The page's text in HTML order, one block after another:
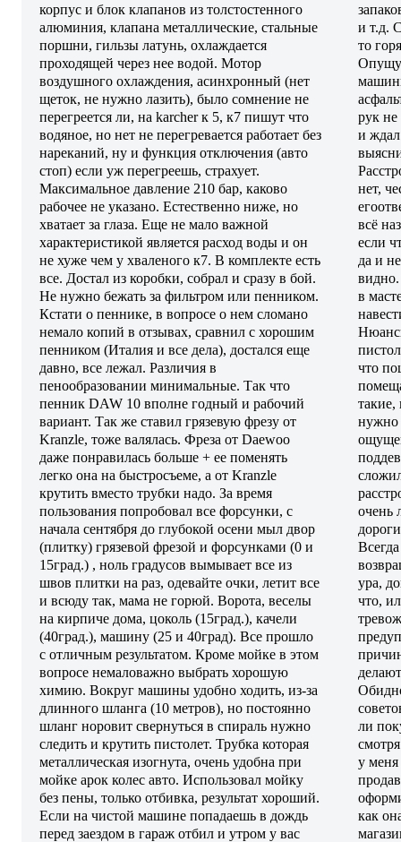
корпус и блок клапанов из толстостенного
алюминия, клапана металлические, стальные
поршни, гильзы латунь, охлаждается
проходящей через нее водой. Мотор
воздушного охлаждения, асинхронный (нет
щеток, не нужно лазить), было сомнение не
перегреется ли, на karcher к 5, к7 пишут что
водяное, но нет не перегревается работает без
нареканий, ну и функция отключения (авто
стоп) если уж перегреешь, страхует.
Максимальное давление 210 бар, каково
рабочее не указано. Естественно ниже, но
хватает за глаза. Еще не мало важной
характеристикой является расход воды и он
не хуже чем у хваленого к7. В комплекте есть
все. Достал из коробки, собрал и сразу в бой.
Не нужно бежать за фильтром или пенником.
Кстати о пеннике, в вопросе о нем сломано
немало копий в отзывах, сравнил с хорошим
пенником (Италия и все дела), достался еще
давно, все лежал. Различия в
пенообразовании минимальные. Так что
пенник DAW 10 вполне годный и рабочий
вариант. Так же ставил грязевую фрезу от
Kranzle, тоже валялась. Фреза от Daewoo
даже понравилась больше + ее поменять
легко она на быстросъеме, а от Kranzle
крутить вместо трубки надо. За время
пользования попробовал все форсунки, с
начала сентября до глубокой осени мыл двор
(плитку) грязевой фрезой и форсунками (0 и
15град.) , ноль градусов вымывает все из
швов плитки на раз, одевайте очки, летит все
и всюду так, мама не горюй. Ворота, веселы
на кирпиче дома, цоколь (15град.), качели
(40град.), машину (25 и 40град). Все прошло
с отличным результатом. Кроме мойке в этом
вопросе немаловажно выбрать хорошую
химию. Вокруг машины удобно ходить, из-за
длинного шланга (10 метров), но постоянно
шланг норовит свернуться в спираль нужно
следить и крутить пистолет. Трубка которая
металлическая изогнута, очень удобна при
мойке арок колес авто. Использовал мойку
без пены, только отбивка, результат хороший.
Если на чистой машине попадаешь в дождь
перед заездом в гараж отбил и утром у вас
и т.д.
то
Опущу
рук не
и
нет,
всё
если
да и
в
что
такие,
нужно
очень
ура,
что,
ли
у
как